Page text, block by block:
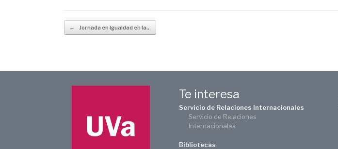
Navegador de artículos
← Jornada en Igualdad en la…
Te interesa
Servicio de Relaciones Internacionales
Servicio de Relaciones
Internacionales
Bibliotecas